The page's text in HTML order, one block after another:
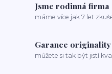
Jsme rodinná firma
máme více jak 7 let
Garance originality
můžete si tak být jistí